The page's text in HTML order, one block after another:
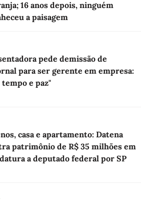
16 anos depois, ninguém
a paisagem
pede demissão de
para ser gerente em empresa:
e paz"
casa e apartamento: Datena
patrimônio de R$ 35 milhões em
a deputado federal por SP